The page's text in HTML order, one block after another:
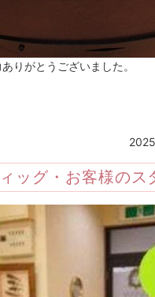
りがとうございました。
ッグ・お客様のス